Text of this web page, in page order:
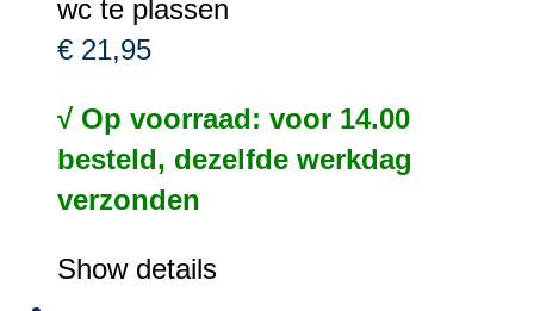
wc te plassen
€ 21,95
√ Op voorraad: voor 14.00
besteld, dezelfde werkdag
verzonden
Show details